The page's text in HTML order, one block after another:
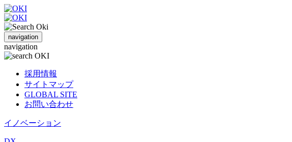
navigation
navigation
採用情報
サイトマップ
GLOBAL SITE
お問い合わせ
イノベーション